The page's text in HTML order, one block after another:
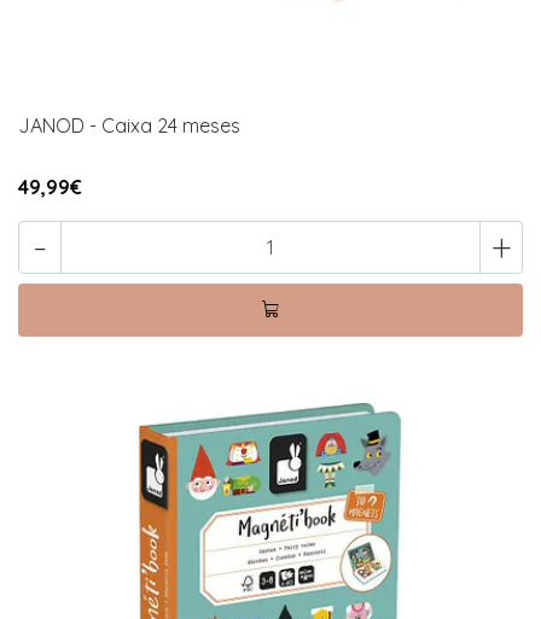
JANOD - Caixa 24 meses
49,99€
- +